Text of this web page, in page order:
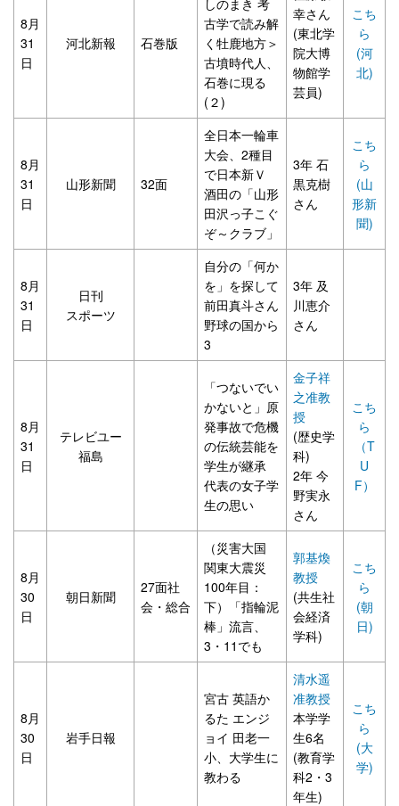
8月
31
日
河北新報 石巻版
古学で読み解
く牡鹿地方＞
古墳時代人、
石巻に現る
(２)
幸さん
(東北学
院大博
物館学
芸員)
こち
ら
(河
北)
8月
31
日
山形新聞 32面
全日本一輪車
大会、2種目
で日本新Ｖ
酒田の「山形
田沢っ子こぐ
ぞ～クラブ」
3年 石
黒克樹
さん
こち
ら
(山
形新
聞)
8月
31
日
日刊
スポーツ
自分の「何か
を」を探して
前田真斗さん
野球の国から
3
3年 及
川恵介
さん
8月
31
日
テレビユー
福島
「つないでい
かないと」原
発事故で危機
の伝統芸能を
学生が継承
代表の女子学
生の思い
金子祥
之准教
授
(歴史学
科)
2年 今
野実永
さん
こち
ら
（T
U
F）
8月
30
日
朝日新聞
27面社
会・総合
（災害大国
関東大震災
100年目：
下）「指輪泥
棒」流言、
3・11でも
郭基煥
教授
(共生社
会経済
学科)
こち
ら
(朝
日)
8月
30
日
岩手日報
宮古 英語か
るた エンジ
ョイ 田老一
小、大学生に
教わる
清水遥
准教授
本学学
生6名
(教育学
科2・3
年生)
こち
ら
(大
学)